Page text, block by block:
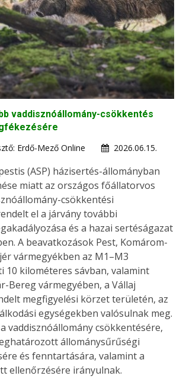
vaddisznóállomány-csökkentés
Erdő-Mező Online
2026.06.15.
(ASP) házisertés-állományban
miatt az országos főállatorvos
csökkentési
el a járvány további
és a hazai sertéságazat
A beavatkozások Pest, Komárom-
vármegyékben az M1–M3
10 kilométeres sávban, valamint
Bereg vármegyében, a Vállaj
megfigyelési körzet területén, az
egységekben valósulnak meg.
vaddisznóállomány csökkentésére,
állománysűrűségi
és fenntartására, valamint a
ellenőrzésére irányulnak.